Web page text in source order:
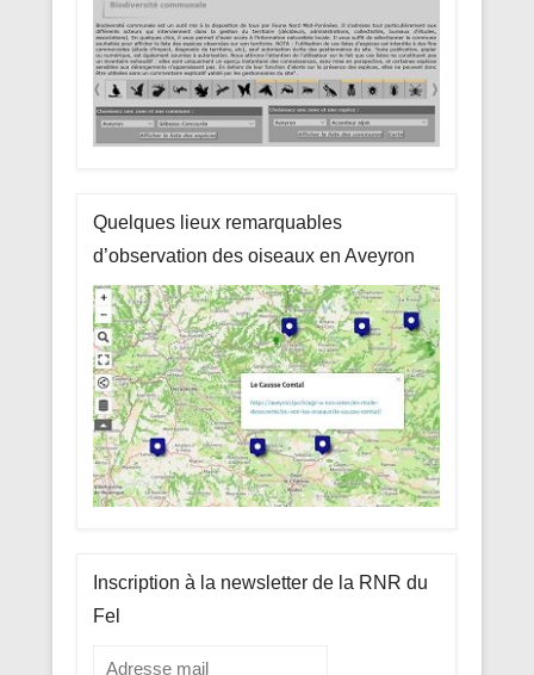
Quelques lieux remarquables
d’observation des oiseaux en Aveyron
Inscription à la newsletter de la RNR du
Fel